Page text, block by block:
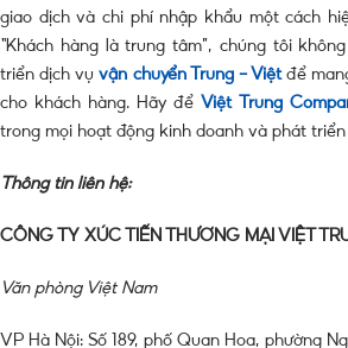
giao dịch và chi phí nhập khẩu một cách
“Khách hàng là trung tâm”, chúng tôi
triển dịch vụvận chuyển Trung – Việtđể
cho khách hàng. Hãy để Việt Trung
trong mọi hoạt động kinh doanh và phát
Thông tin liên hệ:
CÔNG TY XÚC TIẾN THƯƠNG MẠI VIỆT
Văn phòng Việt Nam
VP Hà Nội: Số 189, phố Quan Hoa, phường